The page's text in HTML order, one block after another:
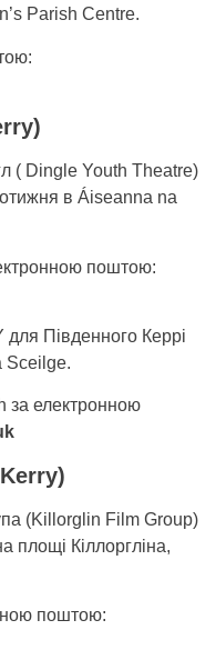
Parish Centre.
( Dingle Youth Theatre)
в Áiseanna na
поштою:
для Південного Керрі
Sceilge.
за електронною
(Killorglin Film Group)
площі Кіллоргліна,
поштою: